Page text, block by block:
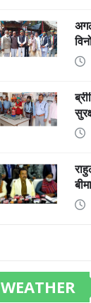
WEATHER